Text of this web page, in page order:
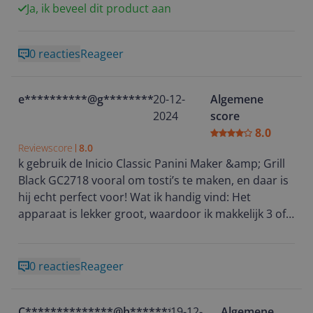
Ja, ik beveel dit product aan
0 reactiesReageer
e**********@g********20-12-
2024
Algemene
score
8.0
Reviewscore 8.0
k gebruik de Inicio Classic Panini Maker &amp; Grill
Black GC2718 vooral om tosti’s te maken, en daar is
hij echt perfect voor! Wat ik handig vind: Het
apparaat is lekker groot, waardoor ik makkelijk 3 of
warmt snel op en maakt de tosti’s mooi goudbruin
0 reactiesReageer